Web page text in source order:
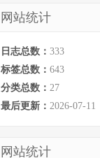
网站统计
日志总数： 333
标签总数： 643
分类总数： 27
最后更新： 2026-07-11
网站统计